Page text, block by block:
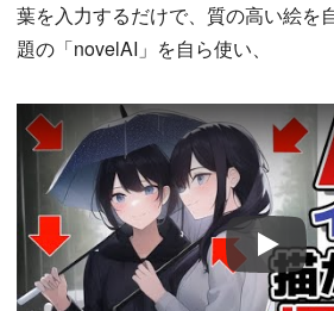
葉を入力するだけで、質の高い絵を
題の「novelAI」を自ら使い、
Play